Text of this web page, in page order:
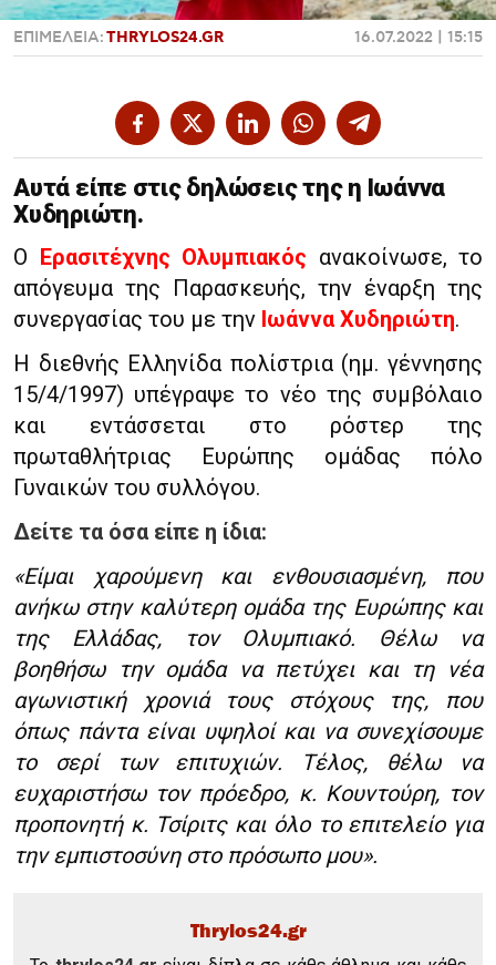
ΕΠΙΜΕΛΕΙΑ:THRYLOS24.GR 16.07.2022 | 15:15
Αυτά είπε στις δηλώσεις της η Ιωάννα
Χυδηριώτη.
Ο Ερασιτέχνης Ολυμπιακός ανακοίνωσε, το
απόγευμα της Παρασκευής, την έναρξη της
συνεργασίας του με την Ιωάννα Χυδηριώτη.
Η διεθνής Ελληνίδα πολίστρια (ημ. γέννησης
15/4/1997) υπέγραψε το νέο της συμβόλαιο
και εντάσσεται στο ρόστερ της
πρωταθλήτριας Ευρώπης ομάδας πόλο
Γυναικών του συλλόγου.
Δείτε τα όσα είπε η ίδια:
«Είμαι χαρούμενη και ενθουσιασμένη, που
ανήκω στην καλύτερη ομάδα της Ευρώπης και
της Ελλάδας, τον Ολυμπιακό. Θέλω να
βοηθήσω την ομάδα να πετύχει και τη νέα
αγωνιστική χρονιά τους στόχους της, που
όπως πάντα είναι υψηλοί και να συνεχίσουμε
το σερί των επιτυχιών. Τέλος, θέλω να
ευχαριστήσω τον πρόεδρο, κ. Κουντούρη, τον
προπονητή κ. Τσίριτς και όλο το επιτελείο για
την εμπιστοσύνη στο πρόσωπο μου».
Thrylos24.gr